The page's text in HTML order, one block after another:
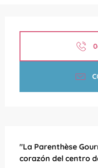
"La Parenthèse
corazón del centro